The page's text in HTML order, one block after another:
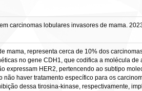
carcinomas lobulares invasores de mama.
mama, representa cerca de 10% dos
no gene CDH1, que codifica a molécula
expressam HER2, pertencendo ao subtipo
haver tratamento específico para os
dessa tirosina-kinase, respectivamente,